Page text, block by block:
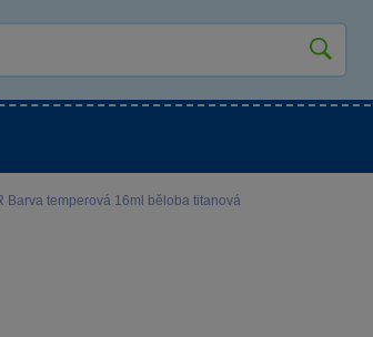
Barva temperová 16ml běloba titanová